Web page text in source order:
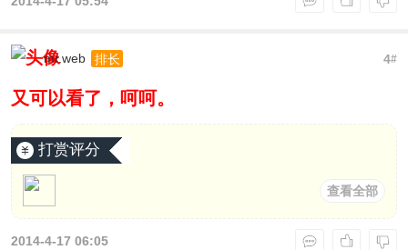
4#
mr.web 排长
又可以看了，呵呵。
打赏评分
查看全部
2014-4-17 06:05